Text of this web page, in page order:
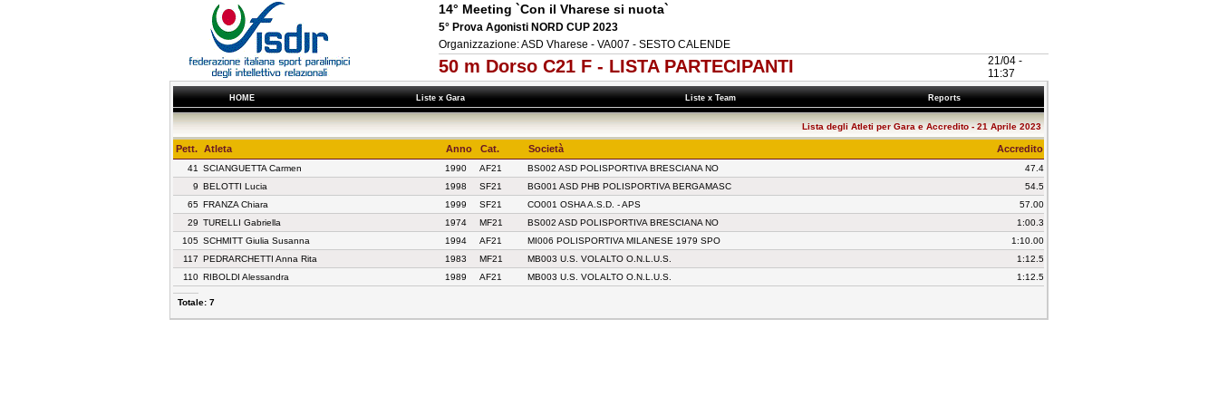
14° Meeting `Con il Vharese si nuota`
5° Prova Agonisti NORD CUP 2023
Organizzazione: ASD Vharese - VA007 - SESTO CALENDE
50 m Dorso C21 F - LISTA PARTECIPANTI
21/04 -
11:37
HOME Liste x Gara Liste x Team Reports
Lista degli Atleti per Gara e Accredito - 21 Aprile 2023
Pett. Atleta Anno Cat. Società Accredito
41 SCIANGUETTA Carmen 1990 AF21 BS002 ASD POLISPORTIVA BRESCIANA NO
47.4
9 BELOTTI Lucia 1998 SF21 BG001 ASD PHB POLISPORTIVA BERGAMASC
54.5
65 FRANZA Chiara 1999 SF21 CO001 OSHA A.S.D. - APS
57.00
29 TURELLI Gabriella 1974 MF21 BS002 ASD POLISPORTIVA BRESCIANA NO
1:00.3
105 SCHMITT Giulia Susanna 1994 AF21 MI006 POLISPORTIVA MILANESE 1979 SPO
1:10.00
117 PEDRARCHETTI Anna Rita 1983 MF21 MB003 U.S. VOLALTO O.N.L.U.S.
1:12.5
110 RIBOLDI Alessandra 1989 AF21 MB003 U.S. VOLALTO O.N.L.U.S. 1:12.5
Totale: 7